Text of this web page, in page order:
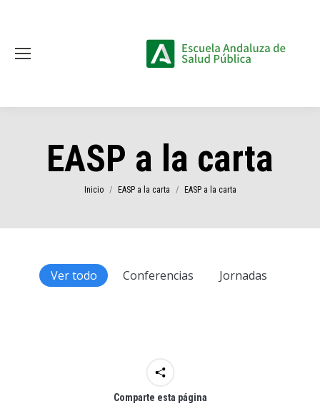
EASP a la carta
Estás aquí:
Inicio EASP a la carta EASP a la carta
Ver todo Conferencias Jornadas
Comparte esta página